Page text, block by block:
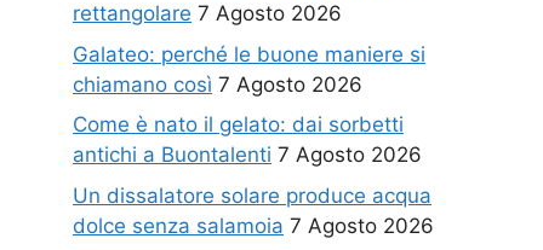
rettangolare 7 Agosto 2026
Galateo: perché le buone maniere si
chiamano così 7 Agosto 2026
Come è nato il gelato: dai sorbetti
antichi a Buontalenti 7 Agosto 2026
Un dissalatore solare produce acqua
dolce senza salamoia 7 Agosto 2026